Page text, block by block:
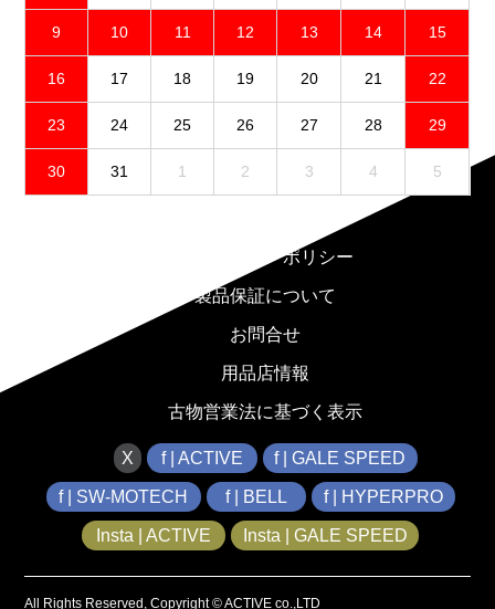
9 10 11 12 13 14 15
16 17 18 19 20 21 22
23 24 25 26 27 28 29
30 31 1 2 3 4 5
プライバシーポリシー
製品保証について
お問合せ
用品店情報
古物営業法に基づく表示
X f | ACTIVE f | GALE SPEED
f | SW-MOTECH f | BELL f | HYPERPRO
Insta | ACTIVE Insta | GALE SPEED
All Rights Reserved, Copyright © ACTIVE co.,LTD